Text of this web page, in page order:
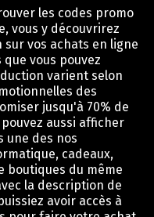
les codes promo
vous y découvrirez
vos achats en ligne
vous pouvez
varient selon
des
jusqu'à 70% de
aussi afficher
une des nos
cadeaux,
boutiques du même
la description de
avoir accès à